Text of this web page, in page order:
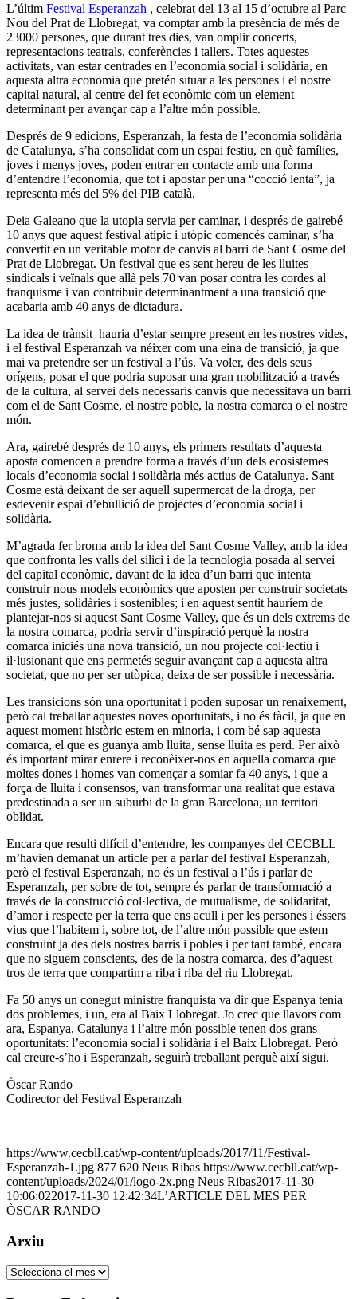
L’últim Festival Esperanzah , celebrat del 13 al 15 d’octubre al Parc
Nou del Prat de Llobregat, va comptar amb la presència de més de
23000 persones, que durant tres dies, van omplir concerts,
representacions teatrals, conferències i tallers. Totes aquestes
activitats, van estar centrades en l’economia social i solidària, en
aquesta altra economia que pretén situar a les persones i el nostre
capital natural, al centre del fet econòmic com un element
determinant per avançar cap a l’altre món possible.
Després de 9 edicions, Esperanzah, la festa de l’economia solidària
de Catalunya, s’ha consolidat com un espai festiu, en què famílies,
joves i menys joves, poden entrar en contacte amb una forma
d’entendre l’economia, que tot i apostar per una “cocció lenta”, ja
representa més del 5% del PIB català.
Deia Galeano que la utopia servia per caminar, i després de gairebé
10 anys que aquest festival atípic i utòpic comencés caminar, s’ha
convertit en un veritable motor de canvis al barri de Sant Cosme del
Prat de Llobregat. Un festival que es sent hereu de les lluites
sindicals i veïnals que allà pels 70 van posar contra les cordes al
franquisme i van contribuir determinantment a una transició que
acabaria amb 40 anys de dictadura.
La idea de trànsit hauria d’estar sempre present en les nostres vides,
i el festival Esperanzah va néixer com una eina de transició, ja que
mai va pretendre ser un festival a l’ús. Va voler, des dels seus
orígens, posar el que podria suposar una gran mobilització a través
de la cultura, al servei dels necessaris canvis que necessitava un barri
com el de Sant Cosme, el nostre poble, la nostra comarca o el nostre
món.
Ara, gairebé després de 10 anys, els primers resultats d’aquesta
aposta comencen a prendre forma a través d’un dels ecosistemes
locals d’economia social i solidària més actius de Catalunya. Sant
Cosme està deixant de ser aquell supermercat de la droga, per
esdevenir espai d’ebullició de projectes d’economia social i
solidària.
M’agrada fer broma amb la idea del Sant Cosme Valley, amb la idea
que confronta les valls del silici i de la tecnologia posada al servei
del capital econòmic, davant de la idea d’un barri que intenta
construir nous models econòmics que aposten per construir societats
més justes, solidàries i sostenibles; i en aquest sentit hauríem de
plantejar-nos si aquest Sant Cosme Valley, que és un dels extrems de
la nostra comarca, podria servir d’inspiració perquè la nostra
comarca iniciés una nova transició, un nou projecte col·lectiu i
il·lusionant que ens permetés seguir avançant cap a aquesta altra
societat, que no per ser utòpica, deixa de ser possible i necessària.
Les transicions són una oportunitat i poden suposar un renaixement,
però cal treballar aquestes noves oportunitats, i no és fàcil, ja que en
aquest moment històric estem en minoria, i com bé sap aquesta
comarca, el que es guanya amb lluita, sense lluita es perd. Per això
és important mirar enrere i reconèixer-nos en aquella comarca que
moltes dones i homes van començar a somiar fa 40 anys, i que a
força de lluita i consensos, van transformar una realitat que estava
predestinada a ser un suburbi de la gran Barcelona, un territori
oblidat.
Encara que resulti difícil d’entendre, les companyes del CECBLL
m’havien demanat un article per a parlar del festival Esperanzah,
però el festival Esperanzah, no és un festival a l’ús i parlar de
Esperanzah, per sobre de tot, sempre és parlar de transformació a
través de la construcció col·lectiva, de mutualisme, de solidaritat,
d’amor i respecte per la terra que ens acull i per les persones i éssers
vius que l’habitem i, sobre tot, de l’altre món possible que estem
construint ja des dels nostres barris i pobles i per tant també, encara
que no siguem conscients, des de la nostra comarca, des d’aquest
tros de terra que compartim a riba i riba del riu Llobregat.
Fa 50 anys un conegut ministre franquista va dir que Espanya tenia
dos problemes, i un, era al Baix Llobregat. Jo crec que llavors com
ara, Espanya, Catalunya i l’altre món possible tenen dos grans
oportunitats: l’economia social i solidària i el Baix Llobregat. Però
cal creure-s’ho i Esperanzah, seguirà treballant perquè així sigui.
Òscar Rando
Codirector del Festival Esperanzah
https://www.cecbll.cat/wp-content/uploads/2017/11/Festival-
Esperanzah-1.jpg 877 620 Neus Ribas https://www.cecbll.cat/wp-
content/uploads/2024/01/logo-2x.png Neus Ribas2017-11-30
10:06:022017-11-30 12:42:34L’ARTICLE DEL MES PER
ÒSCAR RANDO
Arxiu
Arxiu